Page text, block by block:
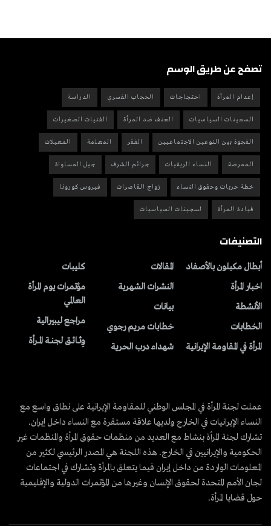
تصفح عن طريق الوسم
إعدام المرأة احتجاجات الحجاب القسري الدراسة
السجينات السياسيات العنف ضد المرأة الفتيات الصغيرات
الفجوة بين النوعين الاجتماعيين الفقر المعلمة المعيلات
الممرضة النساء الريفيات جرائم الشرف جيل المساواة
خطة حريات وحقوق النساء زواج القاصرات فيروس كورونا
قيادة المرأة لسجينات السياسيات
التصنيفات
أبطال مكبلون بالأصفاد
اخبار المرأة
الأنشطة
الخطابات
المرأة في المقاومة الإيرانية
المقالات
النشرات الشهریة
بیانات
خطابات مريم رجوي
شهداء درب الحرية
کلیبات
مؤتمرات يوم المرأة
العالمي
مراجع ليبيرالية
وِثــائــق لجنــة المــرأة
عملت لجنة المرأة في المجلس الوطني للمقاومة الإيرانية على نطاق واسع مع
النساء الإيرانيات في الخارج ولديها علاقة مستقرة مع النساء داخل إيران.
تشارك لجنة المرأة بنشاط مع العديد من منظمات حقوق المرأة والمنظمات غير
الحكومية والإيرانيين في الخارج. هذه اللجنة هي المصدر الرئيسي لكثير من
المعلومات الواردة من داخل إيران فيما يتعلق بالمرأة وتشارك في اجتماعات
لجان الأمم المتحدة لحقوق الإنسان وغيرها من المؤتمرات الدولية والإقليمية
حول قضايا المرأة.